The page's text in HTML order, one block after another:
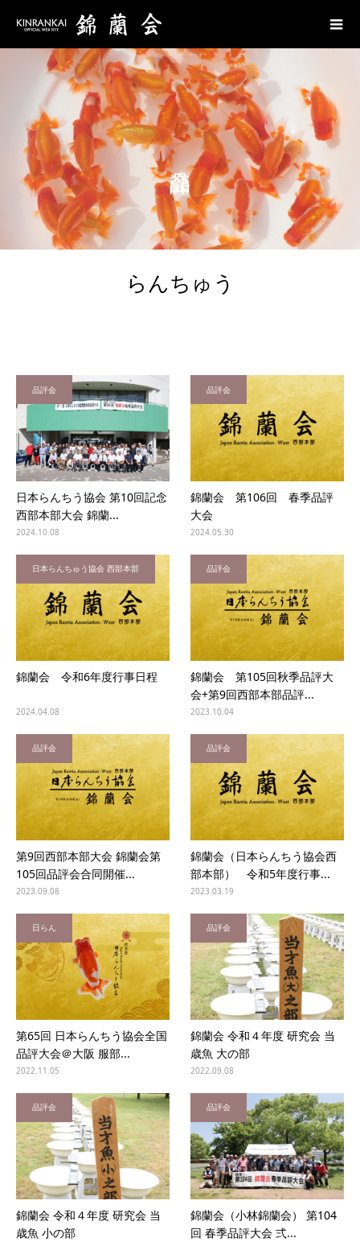
らんちゅう
品評会
日本らんちう協会 第10回記念
西部本部大会 錦蘭...
2024.10.08
品評会
錦蘭会 第106回 春季品評
大会
2024.05.30
日本らんちゅう協会 西部本部
錦蘭会 令和6年度行事日程
2024.04.08
品評会
錦蘭会 第105回秋季品評大
会+第9回西部本部品評...
2023.10.04
品評会
第9回西部本部大会 錦蘭会第
105回品評会合同開催...
2023.09.08
品評会
錦蘭会（日本らんちう協会西
部本部） 令和5年度行事...
2023.03.19
日らん
第65回 日本らんちう協会全国
品評大会＠大阪 服部...
2022.11.05
品評会
錦蘭会 令和４年度 研究会 当
歳魚 大の部
2022.09.08
品評会
錦蘭会 令和４年度 研究会 当
歳魚 小の部
品評会
錦蘭会（小林錦蘭会） 第104
回 春季品評大会 弍...